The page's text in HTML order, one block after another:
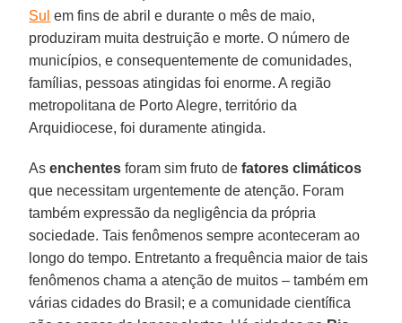
Sul em fins de abril e durante o mês de maio,
produziram muita destruição e morte. O número de
municípios, e consequentemente de comunidades,
famílias, pessoas atingidas foi enorme. A região
metropolitana de Porto Alegre, território da
Arquidiocese, foi duramente atingida.
Asenchentes foram sim fruto defatores climáticos
que necessitam urgentemente de atenção. Foram
também expressão da negligência da própria
sociedade. Tais fenômenos sempre aconteceram ao
longo do tempo. Entretanto a frequência maior de tais
fenômenos chama a atenção de muitos – também em
várias cidades do Brasil; e a comunidade científica